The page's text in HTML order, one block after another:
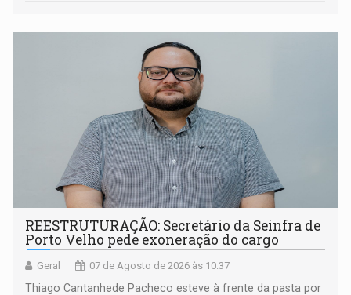
REESTRUTURAÇÃO: Secretário da Seinfra de
Porto Velho pede exoneração do cargo
Geral 07 de Agosto de 2026 às 10:37
Thiago Cantanhede Pacheco esteve à frente da pasta por